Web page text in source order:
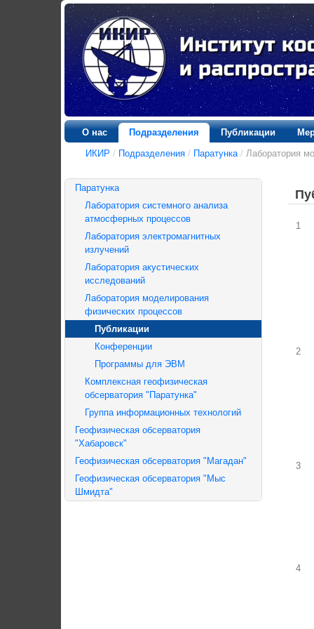
О нас Подразделения Публикации
ИКИР / Подразделения / Паратунка / Лаборатория
Паратунка
Лаборатория системного анализа
атмосферных процессов
Лаборатория электромагнитных
излучений
Лаборатория акустических
исследований
Лаборатория моделирования
физических процессов
Публикации
Конференции
Программы для ЭВМ
Комплексная геофизическая
обсерватория "Паратунка"
Группа информационных технологий
Геофизическая обсерватория
"Хабаровск"
Геофизическая обсерватория "Магадан"
Геофизическая обсерватория "Мыс
Шмидта"
1
2
3
4